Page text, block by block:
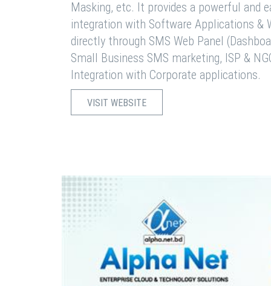
Masking, etc. It provides a powerful and
integration with Software Applications &
directly through SMS Web Panel
Small Business SMS marketing, ISP &
Integration with Corporate applications.
VISIT WEBSITE